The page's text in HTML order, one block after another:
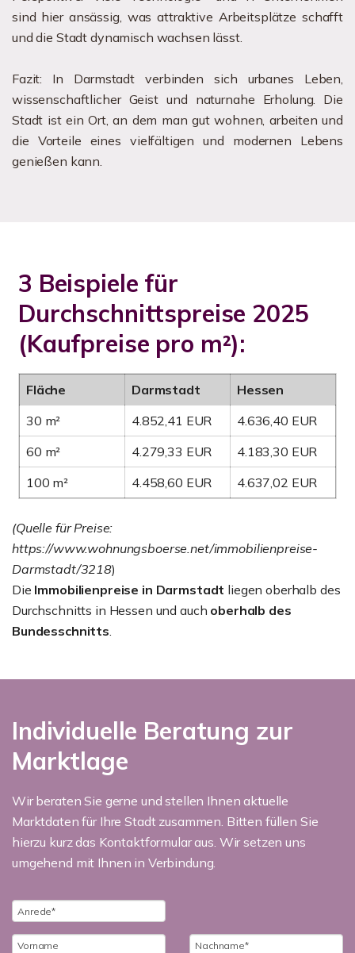
sind hier ansässig, was attraktive Arbeitsplätze schafft
und die Stadt dynamisch wachsen lässt.
Fazit: In Darmstadt verbinden sich urbanes Leben,
wissenschaftlicher Geist und naturnahe Erholung. Die
Stadt ist ein Ort, an dem man gut wohnen, arbeiten und
die Vorteile eines vielfältigen und modernen Lebens
genießen kann.
3 Beispiele für
Durchschnittspreise 2025
(Kaufpreise pro m²):
Fläche Darmstadt
Hessen
30 m²
4.852,41 EUR
4.636,40 EUR
60 m²
4.279,33 EUR
4.183,30 EUR
100 m²
4.458,60 EUR 4.637,02 EUR
(Quelle für Preise:
https://www.wohnungsboerse.net/immobilienpreise-
Darmstadt/3218)
Die Immobilienpreise in Darmstadt liegen oberhalb des
Durchschnitts in Hessen und auch oberhalb des
Bundesschnitts.
Individuelle Beratung zur
Marktlage
Wir beraten Sie gerne und stellen Ihnen aktuelle
Marktdaten für Ihre Stadt zusammen. Bitten füllen Sie
hierzu kurz das Kontaktformular aus. Wir setzen uns
umgehend mit Ihnen in Verbindung.